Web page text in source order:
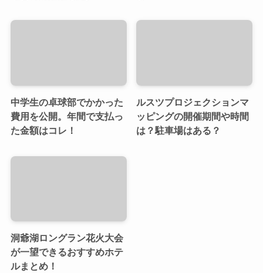
中学生の卓球部でかかった
費用を公開。年間で支払っ
た金額はコレ！
ルスツプロジェクションマ
ッピングの開催期間や時間
は？駐車場はある？
洞爺湖ロングラン花火大会
が一望できるおすすめホテ
ルまとめ！